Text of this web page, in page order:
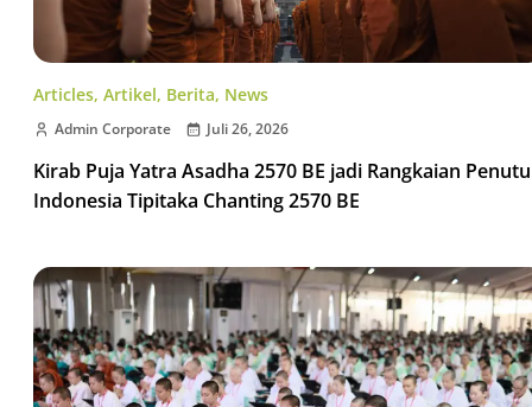
Articles, Artikel, Berita, News
Admin Corporate Juli 26, 2026
Kirab Puja Yatra Asadha 2570 BE jadi Rangkaian
Indonesia Tipitaka Chanting 2570 BE